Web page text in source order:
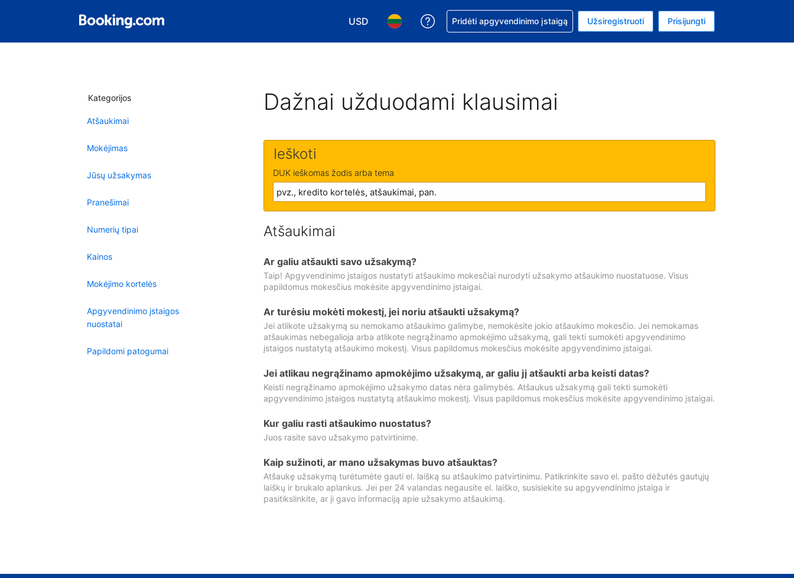
USD
Pasirinkite valiutą. Jūsų pasirinkta valiuta: Jungtinių Valstijų doleris
Pasirinkite kalbą. Jūsų pasirinkta kalba: Lietuvių
Pagalba dėl užsakymo
Pridėti apgyvendinimo įstaigą Užsiregistruoti Prisijungti
Kategorijos
Atšaukimai
Mokėjimas
Jūsų užsakymas
Pranešimai
Numerių tipai
Kainos
Mokėjimo kortelės
Apgyvendinimo įstaigos
nuostatai
Papildomi patogumai
Dažnai užduodami klausimai
Ieškoti
DUK ieškomas žodis arba tema
Atšaukimai
Ar galiu atšaukti savo užsakymą?
Taip! Apgyvendinimo įstaigos nustatyti atšaukimo mokesčiai nurodyti užsakymo atšaukimo nuostatuose. Visus
papildomus mokesčius mokėsite apgyvendinimo įstaigai.
Ar turėsiu mokėti mokestį, jei noriu atšaukti užsakymą?
Jei atlikote užsakymą su nemokamo atšaukimo galimybe, nemokėsite jokio atšaukimo mokesčio. Jei nemokamas
atšaukimas nebegalioja arba atlikote negrąžinamo apmokėjimo užsakymą, gali tekti sumokėti apgyvendinimo
įstaigos nustatytą atšaukimo mokestį. Visus papildomus mokesčius mokėsite apgyvendinimo įstaigai.
Jei atlikau negrąžinamo apmokėjimo užsakymą, ar galiu jį atšaukti arba keisti datas?
Keisti negrąžinamo apmokėjimo užsakymo datas nėra galimybės. Atšaukus užsakymą gali tekti sumokėti
apgyvendinimo įstaigos nustatytą atšaukimo mokestį. Visus papildomus mokesčius mokėsite apgyvendinimo įstaigai.
Kur galiu rasti atšaukimo nuostatus?
Juos rasite savo užsakymo patvirtinime.
Kaip sužinoti, ar mano užsakymas buvo atšauktas?
Atšaukę užsakymą turėtumėte gauti el. laišką su atšaukimo patvirtinimu. Patikrinkite savo el. pašto dėžutės gautųjų
laiškų ir brukalo aplankus. Jei per 24 valandas negausite el. laiško, susisiekite su apgyvendinimo įstaiga ir
pasitikslinkite, ar ji gavo informaciją apie užsakymo atšaukimą.